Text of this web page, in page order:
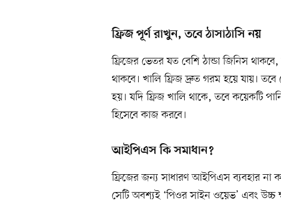
ফ্রিজ পূর্ণ রাখুন, তবে ঠাসাঠাসি নয়
ফ্রিজের ভেতর যত বেশি ঠান্ডা জিনিস
থাকবে। খালি ফ্রিজ দ্রুত গরম হয়ে যায়।
হয়। যদি ফ্রিজ খালি থাকে, তবে কয়েকটি
হিসেবে কাজ করবে।
আইপিএস কি সমাধান?
ফ্রিজের জন্য সাধারণ আইপিএস ব্যবহার
সেটি অবশ্যই ‘পিওর সাইন ওয়েভ’ এবং উচ্চ